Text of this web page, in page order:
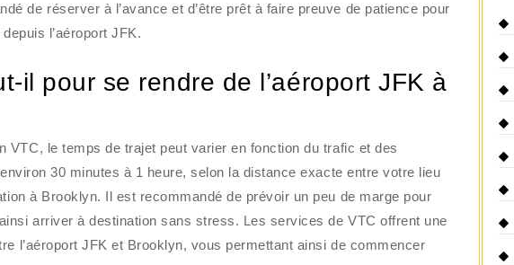
de réserver à l’avance et d’être prêt à faire preuve de patience pour
l’aéroport JFK.
il pour se rendre de l’aéroport JFK à
VTC, le temps de trajet peut varier en fonction du trafic et des
30 minutes à 1 heure, selon la distance exacte entre votre lieu
à Brooklyn. Il est recommandé de prévoir un peu de marge pour
arriver à destination sans stress. Les services de VTC offrent une
l’aéroport JFK et Brooklyn, vous permettant ainsi de commencer